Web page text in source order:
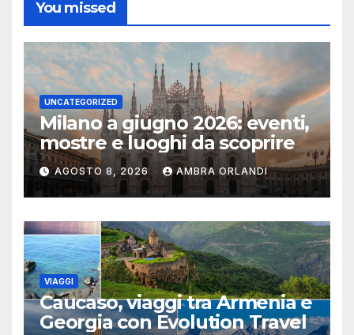
You missed
UNCATEGORIZED
Milano a giugno 2026: eventi,
mostre e luoghi da scoprire
AGOSTO 8, 2026 AMBRA ORLANDI
VIAGGI
Caucaso, viaggi tra Armenia e
Georgia con Evolution Travel